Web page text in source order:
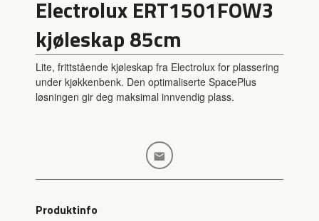
Electrolux ERT1501FOW3
kjøleskap 85cm
Lite, frittstående kjøleskap fra Electrolux for plassering
under kjøkkenbenk. Den optimaliserte SpacePlus
løsningen gir deg maksimal innvendig plass.
Produktinfo